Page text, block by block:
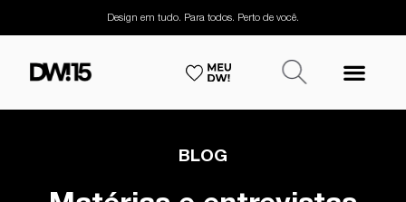
Design em tudo. Para todos. Perto de você.
BLOG